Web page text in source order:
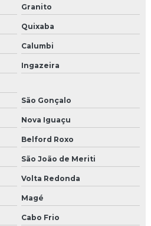
Granito
Quixaba
Calumbi
Ingazeira
São Gonçalo
Nova Iguaçu
Belford Roxo
São João de Meriti
Volta Redonda
Magé
Cabo Frio